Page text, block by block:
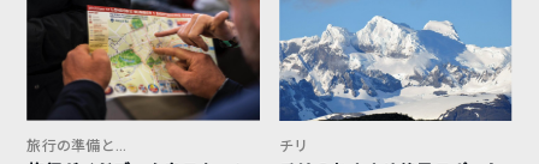
旅行の準備と... チリ